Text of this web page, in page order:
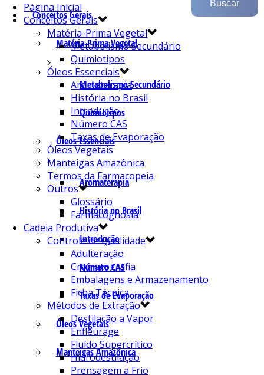
Conceitos Gerais
Matéria-Prima Vegetal
Metabolismo Secundário
Quimiotipos
Óleos Essenciais
Aromaterapia
História no Brasil
Introdução
Número CAS
Taxas de Evaporação
Óleos Vegetais
Manteigas Amazônica
Página Inicial
Conceitos Gerais
Matéria-Prima Vegetal
Metabolismo Secundário
Quimiotipos
Óleos Essenciais
Aromaterapia
História no Brasil
Introdução
Número CAS
Taxas de Evaporação
Óleos Vegetais
Manteigas Amazônica
Termos da Farmacopeia
Outros
Glossário
Farmacognosia
Cadeia Produtiva
Controle de Qualidade
Adulteração
Cromatografia
Embalagens e Armazenamento
Ficha Técnica
Métodos de Extração
Destilação a Vapor
Enfleurage
Fluído Supercrítico
Hidrodestilação
Prensagem a Frio